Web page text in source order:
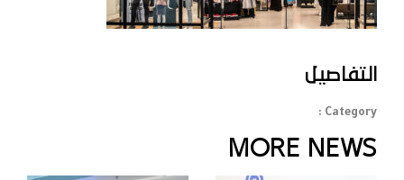
التفاصيل
Category :
MORE NEWS